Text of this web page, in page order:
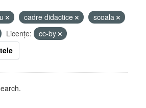
cadre didactice
scoala
Licenţe:
cc-by